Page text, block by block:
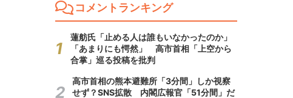
コメントランキング
蓮舫氏「止める人は誰もいなかったのか」
「あまりにも愕然」 高市首相「上空から
合掌」巡る投稿を批判
高市首相の熊本避難所「3分間」しか視察
せず？SNS拡散 内閣広報官「51分間」だ